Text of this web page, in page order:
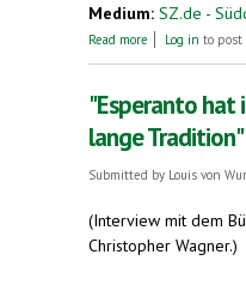
Medium: SZ.de -
Read more about Warum
Log in to post
"Esperanto hat
lange Tradition"
Submitted by Louis von
(Interview mit dem
Christopher Wagner.)